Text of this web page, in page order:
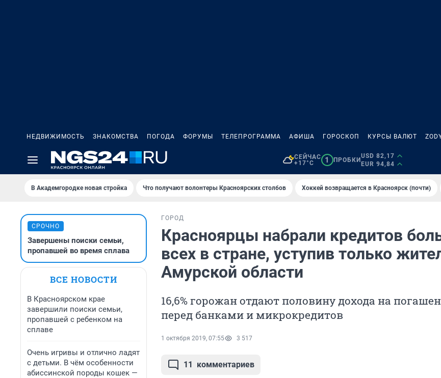
НЕДВИЖИМОСТЬ ЗНАКОМСТВА ПОГОДА ФОРУМЫ ТЕЛЕПРОГРАММА АФИША ГОРОСКОП КУРСЫ ВАЛЮТ
СЕЙЧАС
+17°C
1 ПРОБКИ
USD 82,17
EUR 94,84
В Академгородке новая стройка Что получают волонтеры Красноярских столбов Хоккей возвращается в Красноярск (почти)
СРОЧНО
Завершены поиски семьи,
пропавшей во время сплава
ВСЕ НОВОСТИ
В Красноярском крае
завершили поиски семьи,
пропавшей с ребенком на
сплаве
Очень игривы и отлично ладят
с детьми. В чём особенности
абиссинской породы кошек —
ГОРОД
Красноярцы набрали кредитов
всех в стране, уступив только
Амурской области
16,6% горожан отдают половину дохода на
перед банками и микрокредитов
1 октября 2019, 07:55 3 517
11 комментариев